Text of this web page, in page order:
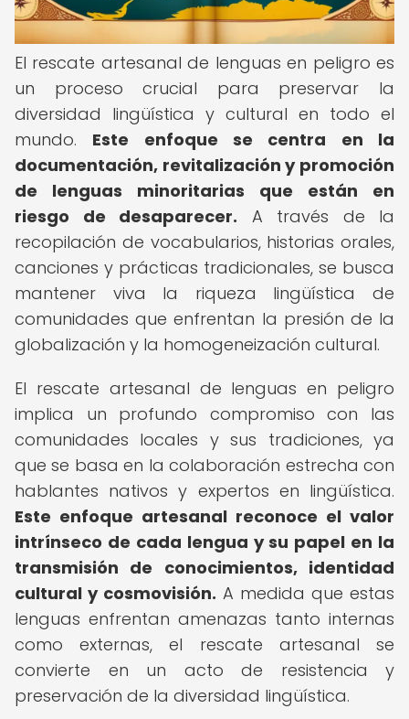
El rescate artesanal de lenguas en peligro es
un proceso crucial para preservar la
diversidad lingüística y cultural en todo el
mundo. Este enfoque se centra en la
documentación, revitalización y promoción
de lenguas minoritarias que están en
riesgo de desaparecer. A través de la
recopilación de vocabularios, historias orales,
canciones y prácticas tradicionales, se busca
mantener viva la riqueza lingüística de
comunidades que enfrentan la presión de la
globalización y la homogeneización cultural.
El rescate artesanal de lenguas en peligro
implica un profundo compromiso con las
comunidades locales y sus tradiciones, ya
que se basa en la colaboración estrecha con
hablantes nativos y expertos en lingüística.
Este enfoque artesanal reconoce el valor
intrínseco de cada lengua y su papel en la
transmisión de conocimientos, identidad
cultural y cosmovisión. A medida que estas
lenguas enfrentan amenazas tanto internas
como externas, el rescate artesanal se
convierte en un acto de resistencia y
preservación de la diversidad lingüística.